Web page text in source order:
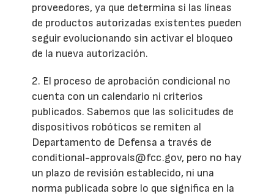
proveedores, ya que determina si las líneas
de productos autorizadas existentes pueden
seguir evolucionando sin activar el bloqueo
de la nueva autorización.
2. El proceso de aprobación condicional no
cuenta con un calendario ni criterios
publicados. Sabemos que las solicitudes de
dispositivos robóticos se remiten al
Departamento de Defensa a través de
conditional-approvals@fcc.gov, pero no hay
un plazo de revisión establecido, ni una
norma publicada sobre lo que significa en la